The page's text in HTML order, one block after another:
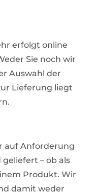
erfolgt online
Sie noch wir
Auswahl der
Lieferung liegt
auf Anforderung
– ob als
Produkt. Wir
damit weder